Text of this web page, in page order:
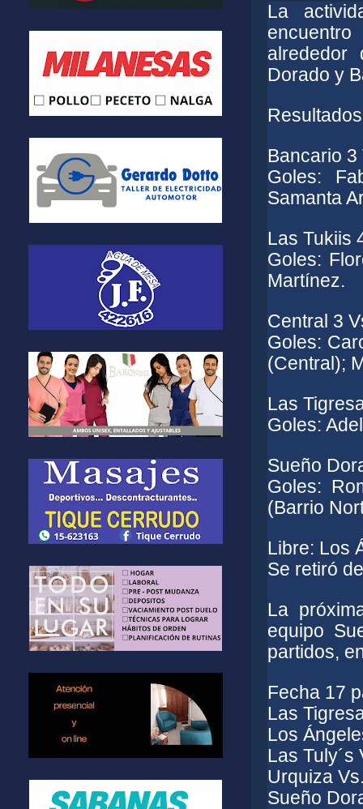
La
Dorado y
Bancario 3
Goles:
Samanta
Las Tukiis
Goles:
Martínez.
Central 3
Goles:
(Central);
Las
Goles:
Sueño
Goles:
(Barrio
Libre: Los
Se retiró
La
equipo
partidos,
Fecha 17
Las
Los
Las Tuly´s
Urquiza
Sueño